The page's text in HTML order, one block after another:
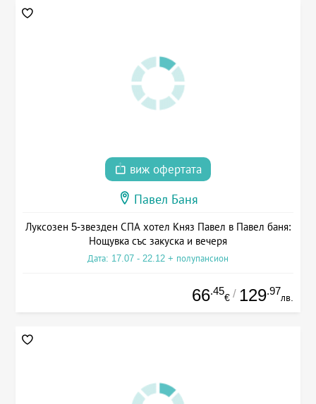
виж офертата
Павел Баня
Луксозен 5-звезден СПА хотел Княз Павел в Павел баня:
Нощувка със закуска и вечеря
Дата: 17.07 - 22.12 + полупансион
66.45
€ / 129.97
лв.